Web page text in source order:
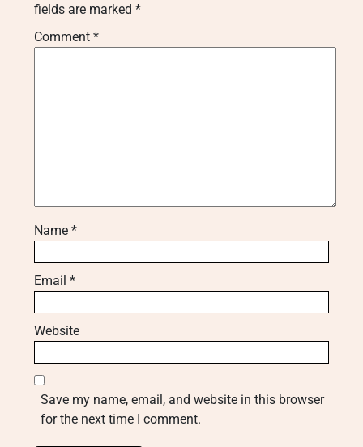
fields are marked *
Comment *
Name *
Email *
Website
Save my name, email, and website in this browser
for the next time I comment.